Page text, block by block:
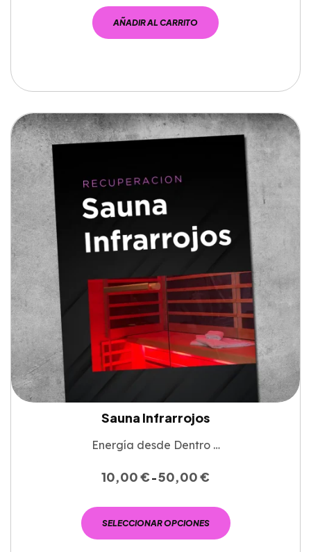
AÑADIR AL CARRITO
Sauna Infrarrojos
Energía desde Dentro …
10,00€-50,00€
SELECCIONAR OPCIONES